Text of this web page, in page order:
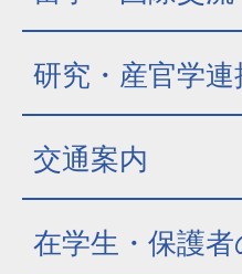
研究・産官学連
交通案内
在学生・保護者